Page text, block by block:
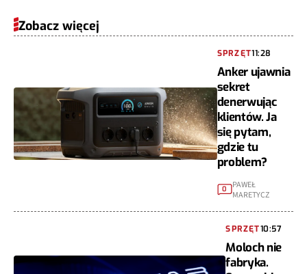
Zobacz więcej
SPRZĘT11:28
Anker ujawnia
sekret
denerwując
klientów. Ja
się pytam,
gdzie tu
problem?
0
PAWEŁ
MARETYCZ
SPRZĘT10:57
Moloch nie
fabryka.